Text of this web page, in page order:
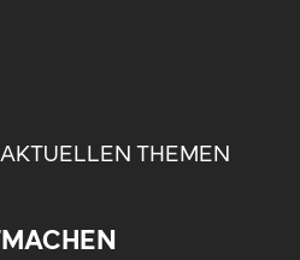
THEMEN